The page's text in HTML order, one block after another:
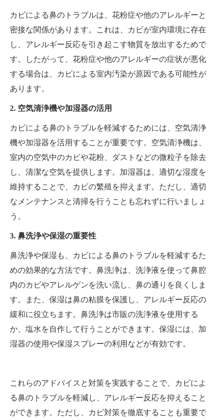
カビによる鼻のトラブルは、花粉症や他のアレルギーと
密接な関係があります。これは、カビが室内環境に存在
し、アレルギー反応を引き起こす物質を放出するためで
す。したがって、花粉症や他のアレルギーの症状が悪化
する場合は、カビによる室内汚染が原因である可能性が
あります。
2. 空気清浄機や加湿器の活用
カビによる鼻のトラブルを軽減するためには、空気清浄
機や加湿器を活用することが重要です。空気清浄機は、
室内の空気中のカビや花粉、ダストなどの微粒子を除去
し、清潔な空気を提供します。加湿器は、適切な湿度を
維持することで、カビの繁殖を抑えます。ただし、適切
なメンテナンスと清掃を行うことも忘れずに行いましょ
う。
3. 鼻洗浄や保湿の重要性
鼻洗浄や保湿も、カビによる鼻のトラブルを軽減するた
めの効果的な方法です。鼻洗浄は、洗浄液を使って鼻腔
内のカビやアレルゲンを洗い流し、鼻の通りを良くしま
す。また、保湿は鼻の粘膜を保護し、アレルギー反応の
緩和に役立ちます。鼻洗浄は市販の洗浄液を使用する
か、塩水を自作して行うことができます。保湿には、加
湿器の使用や保湿スプレーの利用などが有効です。
これらのアドバイスと対策を実践することで、カビによ
る鼻のトラブルを軽減し、アレルギー反応を抑えること
ができます。ただし、カビ対策を徹底することも重要で